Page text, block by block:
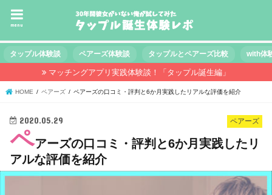
menu
タップル体験談 ペアーズ体験談 タップルとペアーズ比較 with体
マッチングアプリ実践体験談！「タップル誕生編」
HOME ペアーズ ペアーズの口コミ・評判と6か月実践したリアルな評価を紹介
ペアーズ
2020.05.29
ペアーズの口コミ・評判と6か月実践したリ
アルな評価を紹介